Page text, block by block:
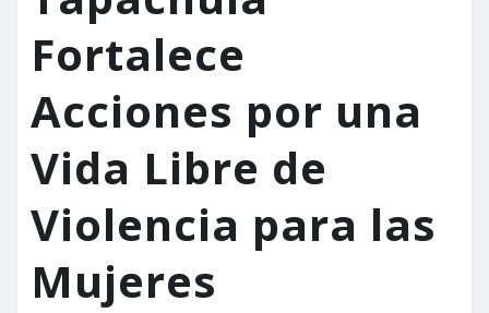
Fortalece
Acciones por una
Vida Libre de
Violencia para las
Mujeres